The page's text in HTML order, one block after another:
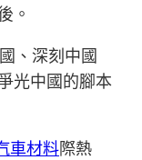
。
、深刻中國
光中國的腳本
車材料際熱